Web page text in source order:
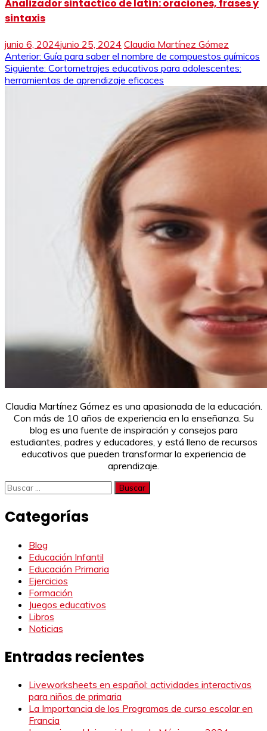
Analizador sintactico de latín: oraciones, frases y
sintaxis
junio 6, 2024junio 25, 2024 Claudia Martínez Gómez
Navegación
de
Anterior: Guía para saber el nombre de compuestos químicos
Siguiente: Cortometrajes educativos para adolescentes:
herramientas de aprendizaje eficaces
Claudia Martínez Gómez es una apasionada de la educación.
Con más de 10 años de experiencia en la enseñanza. Su
blog es una fuente de inspiración y consejos para
estudiantes, padres y educadores, y está lleno de recursos
educativos que pueden transformar la experiencia de
aprendizaje.
Buscar:
Categorías
Blog
Educación Infantil
Educación Primaria
Ejercicios
Formación
Juegos educativos
Libros
Noticias
Entradas recientes
Liveworksheets en español: actividades interactivas
para niños de primaria
La Importancia de los Programas de curso escolar en
Francia